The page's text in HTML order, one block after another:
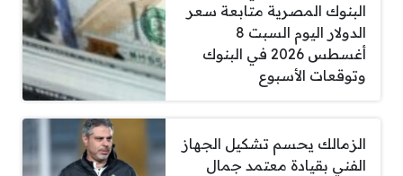
البنوك المصرية متابعة سعر
الدولار اليوم السبت 8
أغسطس 2026 في البنوك
وتوقعات الأسبوع
الزمالك يحسم تشكيل الجهاز
الفني بقيادة معتمد جمال